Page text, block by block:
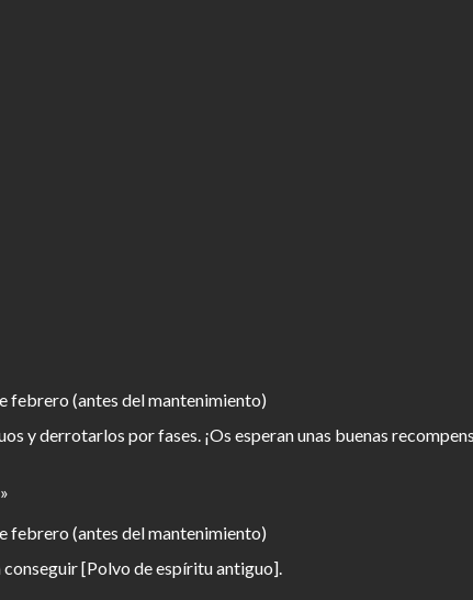
febrero (antes del mantenimiento)
y derrotarlos por fases. ¡Os esperan unas buenas
febrero (antes del mantenimiento)
conseguir [Polvo de espíritu antiguo].